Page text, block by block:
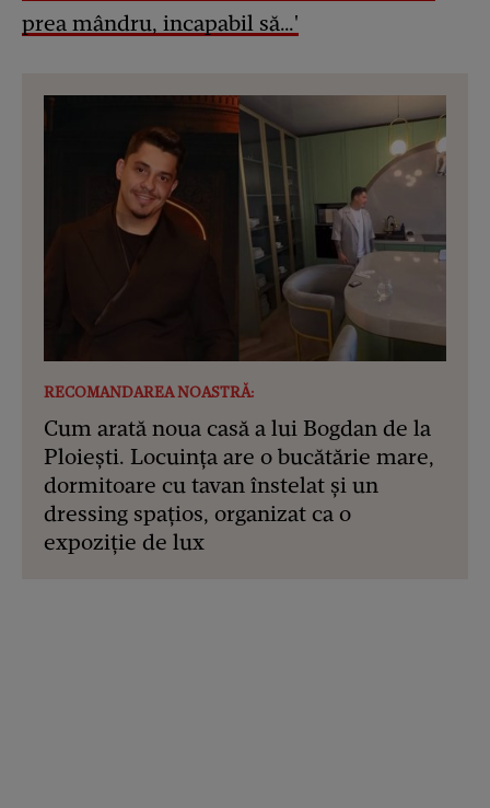
prea mândru, incapabil să…'
RECOMANDAREA NOASTRĂ:
Cum arată noua casă a lui Bogdan de la
Ploiești. Locuința are o bucătărie mare,
dormitoare cu tavan înstelat și un
dressing spațios, organizat ca o
expoziție de lux